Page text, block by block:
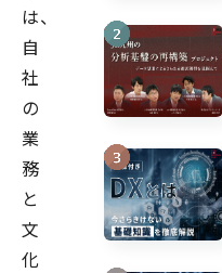
は、
自
社
の
業
務
と
文
化